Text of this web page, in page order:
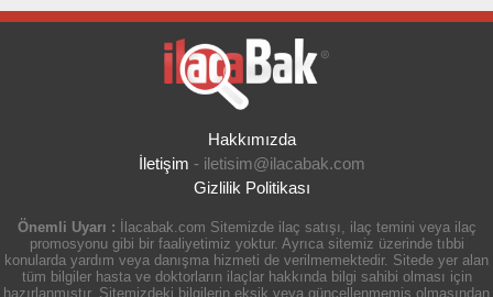
Hakkımızda
İletişim - iletisim@ilacabak.com
Gizlilik Politikası
Önemli Uyarı :
İlacabak.com Sitemizde ilaç satışı, ilaç temini veya ilaç
promosyonu gibi bir faaliyetimiz yoktur. Ayrıca sitemiz üzerinde tıbbi
konularda yardım veya danışma hizmeti de verilmemektedir. Sitede yer alan
tüm bilgiler hasta ve doktorların ilaçlar hakkında bilgi sahibi olması için
hazırlanmıştır. Sitemizdeki bilgilerin eksik veya güncellenmemiş olmasından